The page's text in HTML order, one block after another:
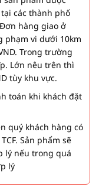
các thành phố
hàng giao ở
phạm vi dưới 10km
Trong trường
Lớn nêu trên thì
tùy khu vực.
toán khi khách đặt
quý khách hàng có
Sản phẩm sẽ
lý nếu trong quá
lý